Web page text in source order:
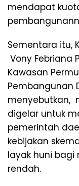
mendapat
Sementara itu,
Vony Febriana
Kawasan
Pembangunan
menyebutkan,
digelar untuk
pemerintah
kebijakan
layak huni bagi
rendah.